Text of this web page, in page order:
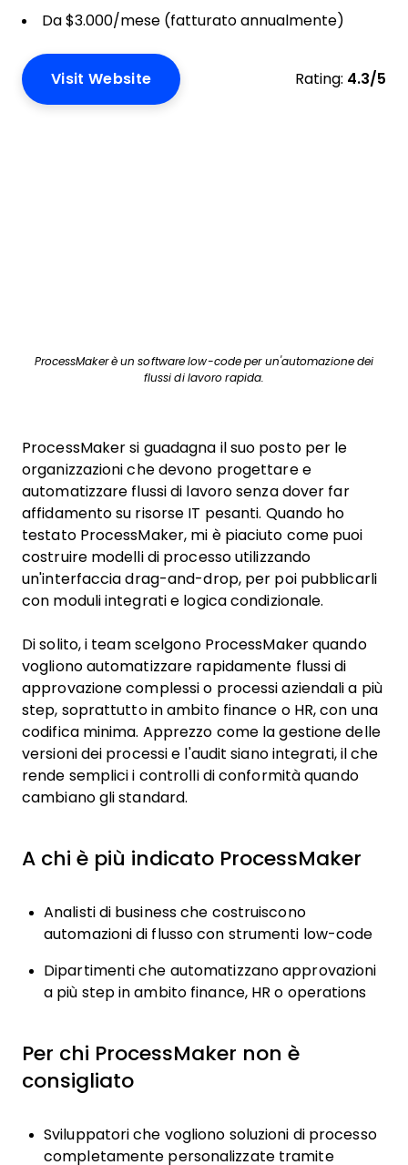
Da $3.000/mese (fatturato annualmente)
Visit Website Rating: 4.3/5
ProcessMaker è un software low-code per un'automazione dei
flussi di lavoro rapida.
ProcessMaker si guadagna il suo posto per le
organizzazioni che devono progettare e
automatizzare flussi di lavoro senza dover far
affidamento su risorse IT pesanti. Quando ho
testato ProcessMaker, mi è piaciuto come puoi
costruire modelli di processo utilizzando
un'interfaccia drag-and-drop, per poi pubblicarli
con moduli integrati e logica condizionale.
Di solito, i team scelgono ProcessMaker quando
vogliono automatizzare rapidamente flussi di
approvazione complessi o processi aziendali a più
step, soprattutto in ambito finance o HR, con una
codifica minima. Apprezzo come la gestione delle
versioni dei processi e l'audit siano integrati, il che
rende semplici i controlli di conformità quando
cambiano gli standard.
A chi è più indicato ProcessMaker
Analisti di business che costruiscono
automazioni di flusso con strumenti low-code
Dipartimenti che automatizzano approvazioni
a più step in ambito finance, HR o operations
Per chi ProcessMaker non è
consigliato
Sviluppatori che vogliono soluzioni di processo
completamente personalizzate tramite